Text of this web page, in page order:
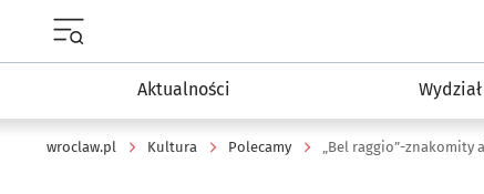
Aktualności
wroclaw.pl Kultura Polecamy „Bel raggio”-znakomity